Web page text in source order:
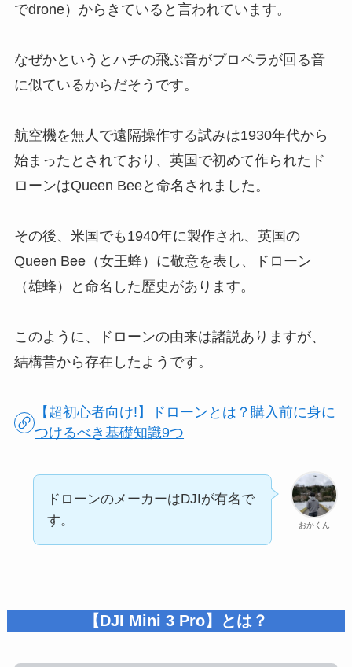
でdrone）からきていると言われています。
なぜかというとハチの飛ぶ音がプロペラが回る音
に似ているからだそうです。
航空機を無人で遠隔操作する試みは1930年代から
始まったとされており、英国で初めて作られたド
ローンはQueen Beeと命名されました。
その後、米国でも1940年に製作され、英国の
Queen Bee（女王蜂）に敬意を表し、ドローン
（雄蜂）と命名した歴史があります。
このように、ドローンの由来は諸説ありますが、
結構昔から存在したようです。
【超初心者向け!】ドローンとは？購入前に身に
つけるべき基礎知識9つ
おかくん
ドローンのメーカーはDJIが有名で
す。
【DJI Mini 3 Pro】とは？